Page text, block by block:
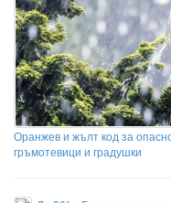
Оранжев и жълт код за
гръмотевици и градушки